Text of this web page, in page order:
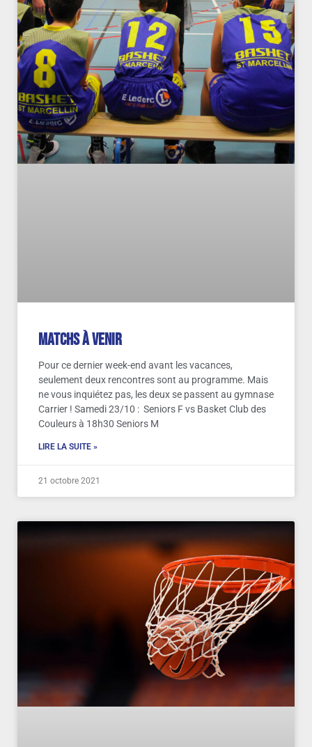
Matchs à venir
Pour ce dernier week-end avant les vacances,
seulement deux rencontres sont au programme. Mais
ne vous inquiétez pas, les deux se passent au gymnase
Carrier ! Samedi 23/10 : Seniors F vs Basket Club des
Couleurs à 18h30 Seniors M
LIRE LA SUITE »
21 octobre 2021